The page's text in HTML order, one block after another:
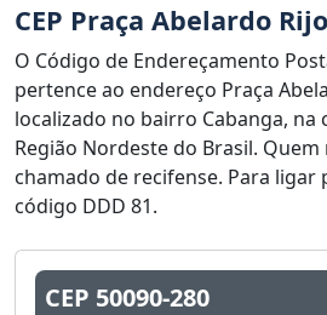
CEP Praça Abelardo Rijo
O Código de Endereçamento
pertence ao endereço Praça
localizado no bairro Cabanga, na
Região Nordeste do Brasil.
chamado de recifense. Para ligar
código DDD 81.
CEP 50090-280